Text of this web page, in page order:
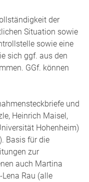
der
Situation sowie
sowie eine
sich ggf. aus den
GGf. können
und
Heinrich Maisel,
Hohenheim)
Basis für die
zur
auch Martina
Rau (alle